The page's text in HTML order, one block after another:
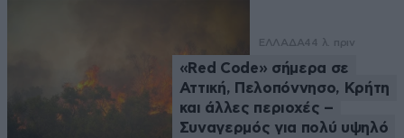
ΕΛΛΑΔΑ44 λ. πριν
«Red Code» σήμερα σε
Αττική, Πελοπόννησο, Κρήτη
και άλλες περιοχές –
Συναγερμός για πολύ υψηλό